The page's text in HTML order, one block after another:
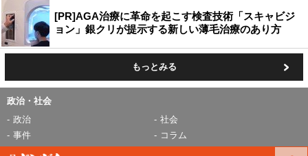
[PR]AGA治療に革命を起こす検査技術「スキャビジ
ョン」銀クリが提示する新しい薄毛治療のあり方
もっとみる
政治・社会
政治
社会
事件
コラム